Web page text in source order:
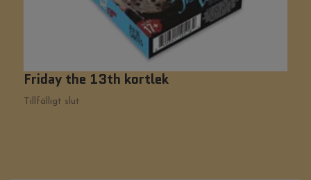
Friday the 13th kortlek
Tillfälligt slut